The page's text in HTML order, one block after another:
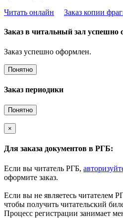
Читать онлайн
Заказ копии
Заказ в читальный зал успешно
Заказ успешно оформлен.
Понятно
Заказ периодики
Понятно
×
Для заказа документов в РГБ:
Если вы читатель РГБ,
оформите заказ.
Если вы не являетесь читателем
чтобы получить читательский
Процесс регистрации занимает